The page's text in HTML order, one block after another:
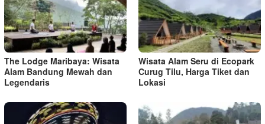
The Lodge Maribaya: Wisata
Alam Bandung Mewah dan
Legendaris
Wisata Alam Seru di Ecopark
Curug Tilu, Harga Tiket dan
Lokasi